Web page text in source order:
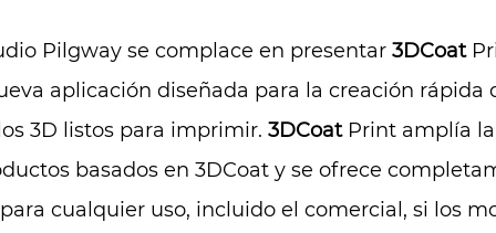
Pilgway se complace en presentar 3DCoat
aplicación diseñada para la creación rápida
3D listos para imprimir. 3DCoatPrint amplía
basados en 3DCoat y se ofrece
cualquier uso, incluido el comercial, si los